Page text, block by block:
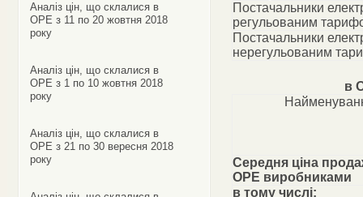
Аналіз цін, що склалися в
ОРЕ з 11 по 20 жовтня 2018
року
Аналіз цін, що склалися в
ОРЕ з 1 по 10 жовтня 2018
року
Аналіз цін, що склалися в
ОРЕ з 21 по 30 вересня 2018
року
Постачальники
регульованим
Постачальники
нерегульованим
в
Середня ціна
ОРЕ виробниками
в тому числі: